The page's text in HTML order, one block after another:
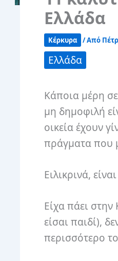
Ελλάδα
Κέρκυρα / Από
Ελλάδα
Κάποια μέρη
μη δημοφιλή
οικεία έχουν
πράγματα που
Ειλικρινά,
Είχα πάει
είσαι παιδί),
περισσότερο